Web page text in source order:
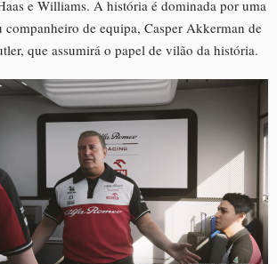
e Williams. A história é dominada por uma
de equipa, Casper Akkerman de
que assumirá o papel de vilão da história.